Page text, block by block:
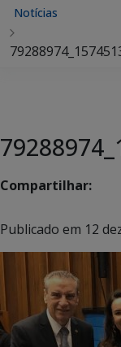
Notícias
Compartilhar:
Publicado em 12